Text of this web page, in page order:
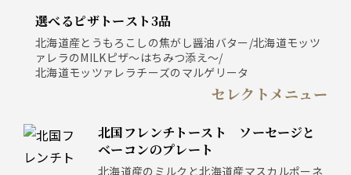
※ハーフサイズでのご用意となります
選べるピザトースト3品
北海道産とうもろこしの焦がし醤油バター/北海道モッツ
ァレラのMILKピザ～はちみつ添え～/
北海道モッツァレラチーズのマルゲリータ
セレクトメニュー
北国フレンチトースト ソーセージと
ベーコンのプレート
北海道産のミルクと北海道産マスカルポーネ